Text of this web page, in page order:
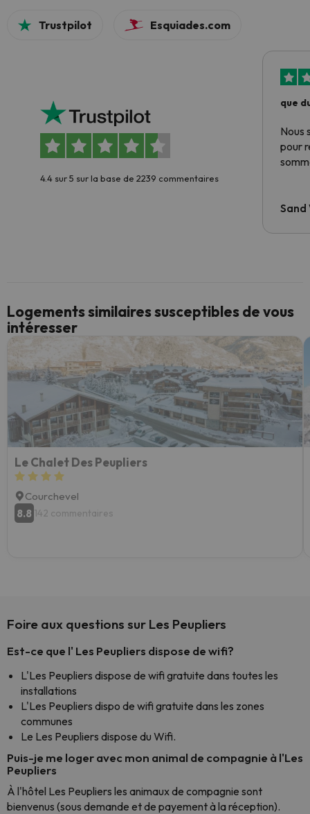
Trustpilot Esquiades.com
4.4 sur 5 sur la base de 2239 commentaires
que
Nous
pour
Sand
Logements similaires susceptibles de vous
intéresser
Le Chalet Des Peupliers
Courchevel
8.8 142 commentaires
Foire aux questions sur Les Peupliers
Est-ce que l' Les Peupliers dispose de wifi?
L'Les Peupliers dispose de wifi gratuite dans toutes les
installations
L'Les Peupliers dispo de wifi gratuite dans les zones
communes
Le Les Peupliers dispose du Wifi.
Puis-je me loger avec mon animal de compagnie à l'Les
Peupliers
À l'hôtel Les Peupliers les animaux de compagnie sont
bienvenus (sous demande et de payement à la réception).